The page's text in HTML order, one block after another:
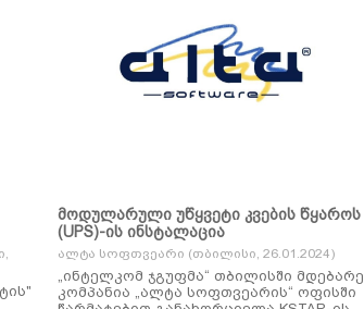
მოდულარული უწყვეტი კვების წყაროს
(UPS)-ის ინსტალაცია
ალტა სოფთვეარი (თბილისი, 26.01.2024)
„ინტელკომ ჯგუფმა“ თბილისში მდებარე
კომპანია „ალტა სოფთვეარის“ ოფისში